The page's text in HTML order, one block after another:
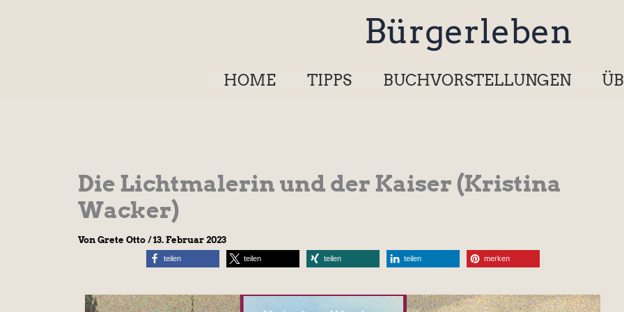
Bürgerleben
HOME TIPPS BUCHVORSTELLUNGEN
Die Lichtmalerin und der Kaiser (Kristina
Wacker)
Von Grete Otto /13. Februar 2023
teilen teilen teilen teilen merken